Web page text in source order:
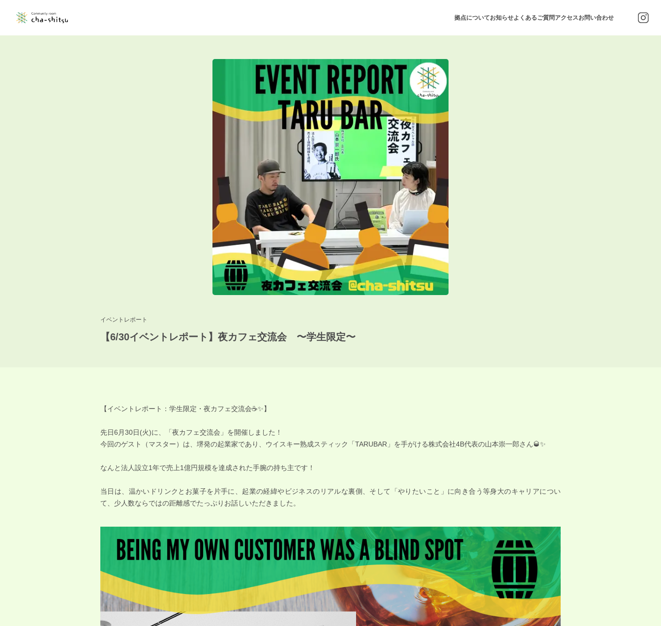
拠点についてお知らせよくあるご質問アクセスお問い合わせ
イベントレポート
【6/30イベントレポート】夜カフェ交流会 〜学生限定〜
【イベントレポート：学生限定・夜カフェ交流会☕️✨】
先日6月30日(火)に、「夜カフェ交流会」を開催しました！
今回のゲスト（マスター）は、堺発の起業家であり、ウイスキー熟成スティック「TARUBAR」を手がける株式会社4B代表の山本崇一郎さん🥃✨
なんと法人設立1年で売上1億円規模を達成された手腕の持ち主です！
当日は、温かいドリンクとお菓子を片手に、起業の経緯やビジネスのリアルな裏側、そして「やりたいこと」に向き合う等身大のキャリアについ
て、少人数ならではの距離感でたっぷりお話しいただきました。